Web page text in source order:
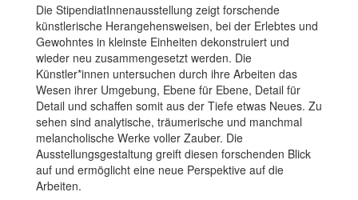
Die StipendiatInnenausstellung zeigt forschende
künstlerische Herangehensweisen, bei der Erlebtes und
Gewohntes in kleinste Einheiten dekonstruiert und
wieder neu zusammengesetzt werden. Die
Künstler*innen untersuchen durch ihre Arbeiten das
Wesen ihrer Umgebung, Ebene für Ebene, Detail für
Detail und schaffen somit aus der Tiefe etwas Neues. Zu
sehen sind analytische, träumerische und manchmal
melancholische Werke voller Zauber. Die
Ausstellungsgestaltung greift diesen forschenden Blick
auf und ermöglicht eine neue Perspektive auf die
Arbeiten.